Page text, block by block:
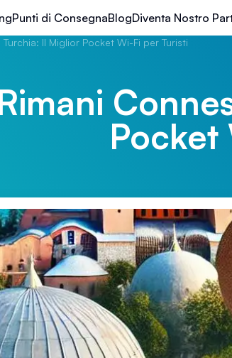
Punti di ConsegnaBlogDiventa Nostro
Il Miglior Pocket Wi-Fi per Turisti
Pocket